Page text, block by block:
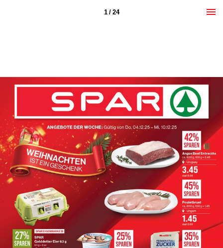
1 / 24